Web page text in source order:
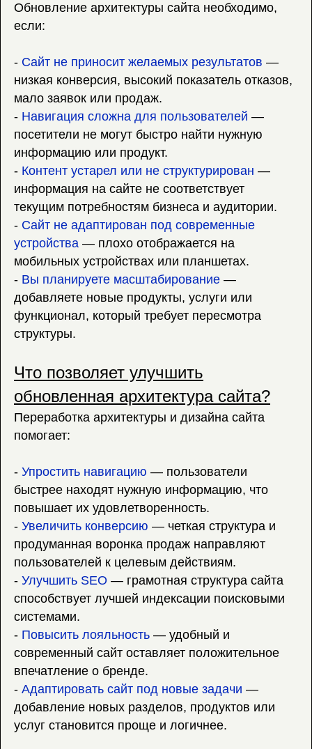
Обновление архитектуры сайта необходимо,
если:
- Сайт не приносит желаемых результатов —
низкая конверсия, высокий показатель отказов,
мало заявок или продаж.
- Навигация сложна для пользователей —
посетители не могут быстро найти нужную
информацию или продукт.
- Контент устарел или не структурирован —
информация на сайте не соответствует
текущим потребностям бизнеса и аудитории.
- Сайт не адаптирован под современные
устройства — плохо отображается на
мобильных устройствах или планшетах.
- Вы планируете масштабирование —
добавляете новые продукты, услуги или
функционал, который требует пересмотра
структуры.
Что позволяет улучшить
обновленная архитектура сайта?
Переработка архитектуры и дизайна сайта
помогает:
- Упростить навигацию — пользователи
быстрее находят нужную информацию, что
повышает их удовлетворенность.
- Увеличить конверсию — четкая структура и
продуманная воронка продаж направляют
пользователей к целевым действиям.
- Улучшить SEO — грамотная структура сайта
способствует лучшей индексации поисковыми
системами.
- Повысить лояльность — удобный и
современный сайт оставляет положительное
впечатление о бренде.
- Адаптировать сайт под новые задачи —
добавление новых разделов, продуктов или
услуг становится проще и логичнее.